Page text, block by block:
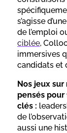
s’agisse
de l’emploi
ciblée,
immersives
candidats et
Nos jeux
pensés
clés :
de
aussi une